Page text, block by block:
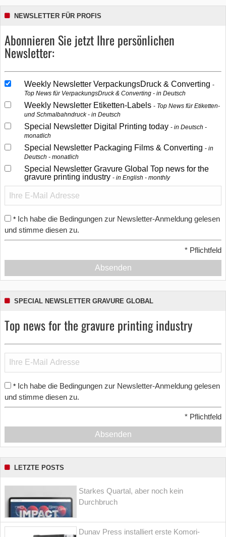
NEWSLETTER FÜR PROFIS
Abonnieren Sie jetzt Ihre persönlichen
Newsletter:
Weekly Newsletter VerpackungsDruck & Converting
Top News für VerpackungsDruck & Converting - in Deutsch
Weekly Newsletter Etiketten-Labels
Top News für Etiketten-
und Schmalbahndruck - in Deutsch
Special Newsletter Digital Printing today
in Deutsch -
monatlich
Special Newsletter Packaging Films & Converting
in
Deutsch - monatlich
Special Newsletter Gravure Global Top news for the
gravure printing industry
in English - monthly
* Ich habe die Bedingungen zur Newsletter-Anmeldung gelesen
und stimme diesen zu.
* Pflichtfeld
Absenden
SPECIAL NEWSLETTER GRAVURE GLOBAL
Top news for the gravure printing industry
* Ich habe die Bedingungen zur Newsletter-Anmeldung gelesen
und stimme diesen zu.
* Pflichtfeld
Absenden
LETZTE POSTS
Starkes Quartal, aber noch kein
Durchbruch
Dunav Press installiert erste Komori-